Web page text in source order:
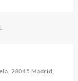
28045 Madrid,